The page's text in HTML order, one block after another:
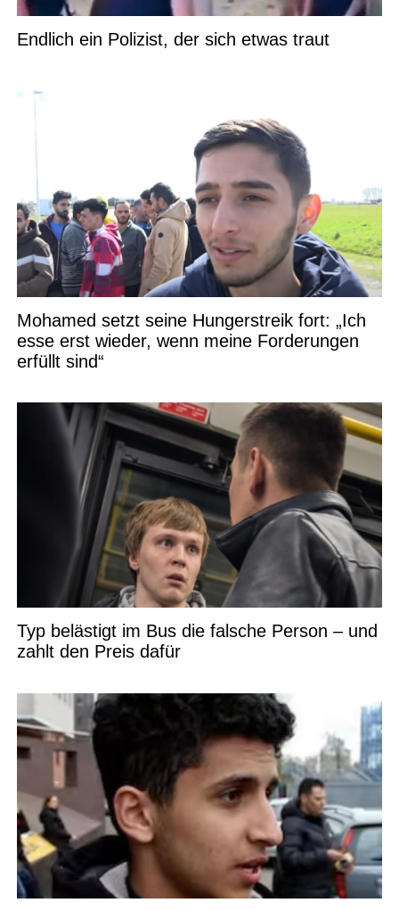
Endlich ein Polizist, der sich etwas traut
Mohamed setzt seine Hungerstreik fort: „Ich
esse erst wieder, wenn meine Forderungen
erfüllt sind“
Typ belästigt im Bus die falsche Person – und
zahlt den Preis dafür